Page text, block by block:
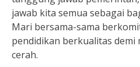
jawab kita semua sebagai
Mari bersama-sama
pendidikan berkualitas demi
cerah.